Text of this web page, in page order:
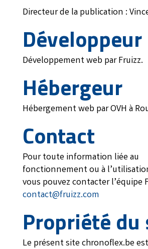
Directeur de la publication :
Développeur
Développement web par Fruizz.
Hébergeur
Hébergement web par OVH à
Contact
Pour toute information liée au
fonctionnement ou à
vous pouvez contacter l’équipe
contact@fruizz.com
Propriété du
Le présent site chronoflex.be